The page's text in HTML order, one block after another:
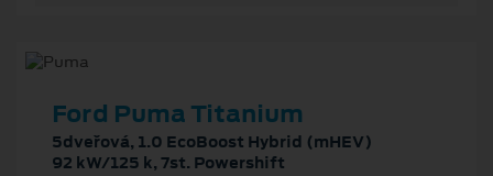
Ford Puma Titanium
5dveřová, 1.0 EcoBoost Hybrid (mHEV)
92 kW/125 k, 7st. Powershift